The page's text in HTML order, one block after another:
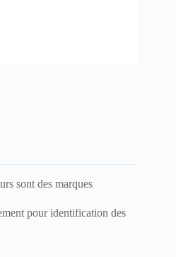
sont des marques
pour identification des